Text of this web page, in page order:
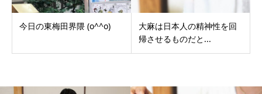
今日の東梅田界隈 (o^^o)
大麻は日本人の精神性を回
帰させるものだと...